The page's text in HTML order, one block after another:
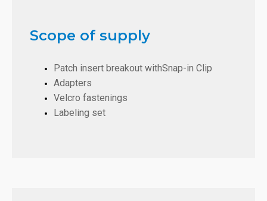
Scope of supply
Patch insert breakout withSnap-in Clip
Adapters
Velcro fastenings
Labeling set